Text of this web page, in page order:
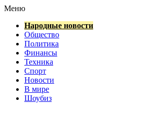
Меню
Народные новости
Общество
Политика
Финансы
Техника
Спорт
Новости
В мире
Шоубиз